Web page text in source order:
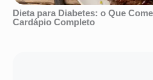
Dieta para Diabetes: o Que
Cardápio Completo